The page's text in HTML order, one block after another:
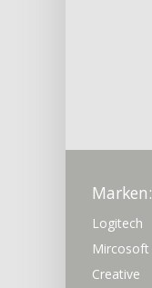
Marken:
Logitech
Mircosoft
Creative